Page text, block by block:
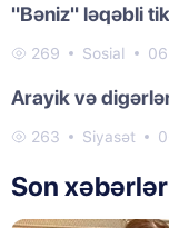
"Bəniz" ləqəbli
269 Sosial
Arayik və
263 Siyasət
Son xəbərlər